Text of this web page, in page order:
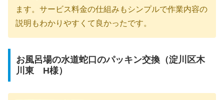
ます。サービス料金の仕組みもシンプルで作業内容の
説明もわかりやすくて良かったです。
お風呂場の水道蛇口のパッキン交換（淀川区木
川東 H様）